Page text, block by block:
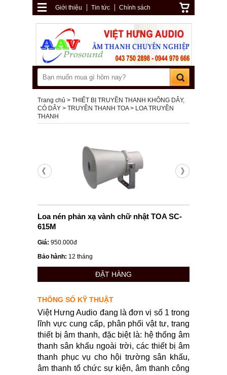
Giới thiệu Tin tức Chính sách
Trang chủ
THIẾT BỊ TRUYỀN THANH KHÔNG DÂY,
CÓ DÂY
TRUYỀN THANH TOA
LOA TRUYỀN
THANH
Loa nén phản xạ vành chữ nhật TOA SC-
615M
Giá: 950.000đ
Bảo hành: 12 tháng
ĐẶT HÀNG
THÔNG SỐ KỸ THUẬT
Việt Hưng Audio đang là đơn vị số 1 trong
lĩnh vực cung cấp, phân phối vật tư, trang
thiết bị âm thanh, đặc biệt là: hệ thống âm
thanh sân khấu ngoài trời, các thiết bị âm
thanh phục vụ cho hội trường sân khấu,
âm thanh tổ chức sự kiện, âm thanh công